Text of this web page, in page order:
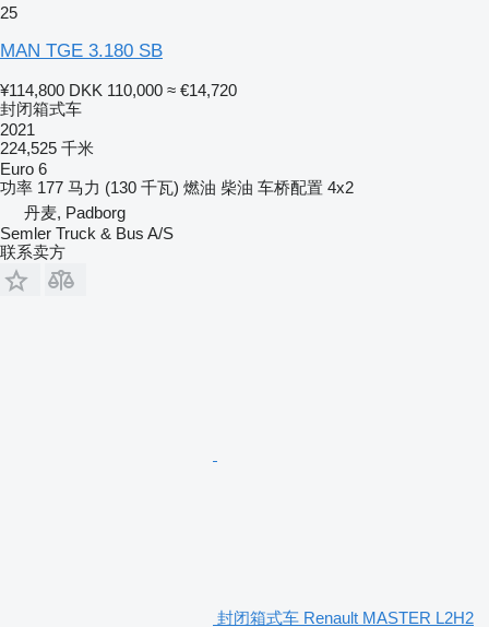
25
MAN TGE 3.180 SB
¥114,800 DKK 110,000 ≈ €14,720
封闭箱式车
2021
224,525 千米
Euro 6
功率 177 马力 (130 千瓦) 燃油 柴油 车桥配置 4x2
丹麦, Padborg
Semler Truck & Bus A/S
联系卖方
封闭箱式车 Renault MASTER L2H2